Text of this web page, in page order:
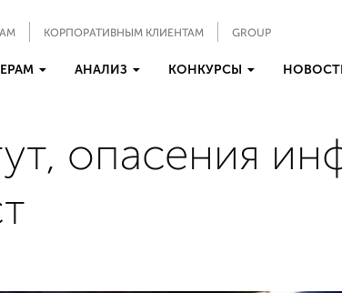
КОРПОРАТИВНЫМ КЛИЕНТАМ GROUP
АНАЛИЗ КОНКУРСЫ
опасения